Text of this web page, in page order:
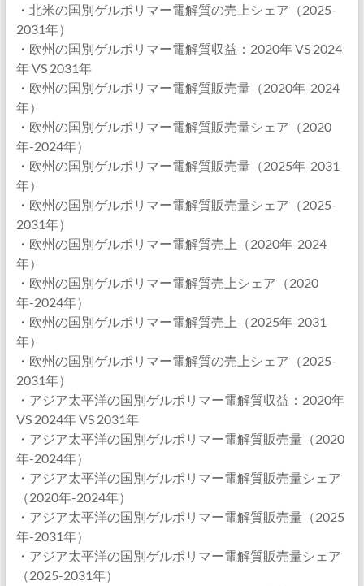
・北米の国別ゲルポリマー電解質の売上シェア（2025-
2031年）
・欧州の国別ゲルポリマー電解質収益：2020年 VS 2024
年 VS 2031年
・欧州の国別ゲルポリマー電解質販売量（2020年-2024
年）
・欧州の国別ゲルポリマー電解質販売量シェア（2020
年-2024年）
・欧州の国別ゲルポリマー電解質販売量（2025年-2031
年）
・欧州の国別ゲルポリマー電解質販売量シェア（2025-
2031年）
・欧州の国別ゲルポリマー電解質売上（2020年-2024
年）
・欧州の国別ゲルポリマー電解質売上シェア（2020
年-2024年）
・欧州の国別ゲルポリマー電解質売上（2025年-2031
年）
・欧州の国別ゲルポリマー電解質の売上シェア（2025-
2031年）
・アジア太平洋の国別ゲルポリマー電解質収益：2020年
VS 2024年 VS 2031年
・アジア太平洋の国別ゲルポリマー電解質販売量（2020
年-2024年）
・アジア太平洋の国別ゲルポリマー電解質販売量シェア
（2020年-2024年）
・アジア太平洋の国別ゲルポリマー電解質販売量（2025
年-2031年）
・アジア太平洋の国別ゲルポリマー電解質販売量シェア
（2025-2031年）